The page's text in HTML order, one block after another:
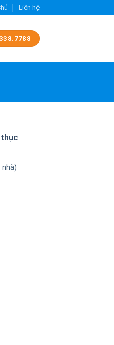
Liên hệ